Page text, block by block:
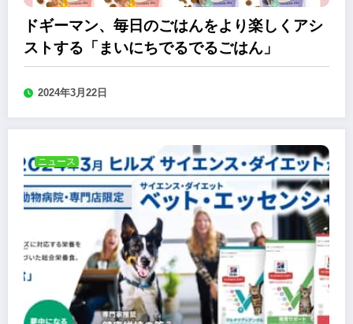
ドギーマン、毎日のごはんをより楽しくアシ
ストする「まいにちでるでるごはん」
2024年3月22日
ニュース